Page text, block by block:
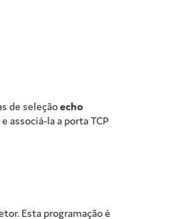
de seleçãoecho
associá-la a porta TCP
Esta programação é